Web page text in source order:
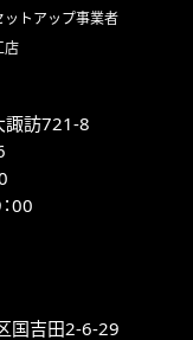
ットアップ事業者
店
訪721-8
00
国吉田2-6-29